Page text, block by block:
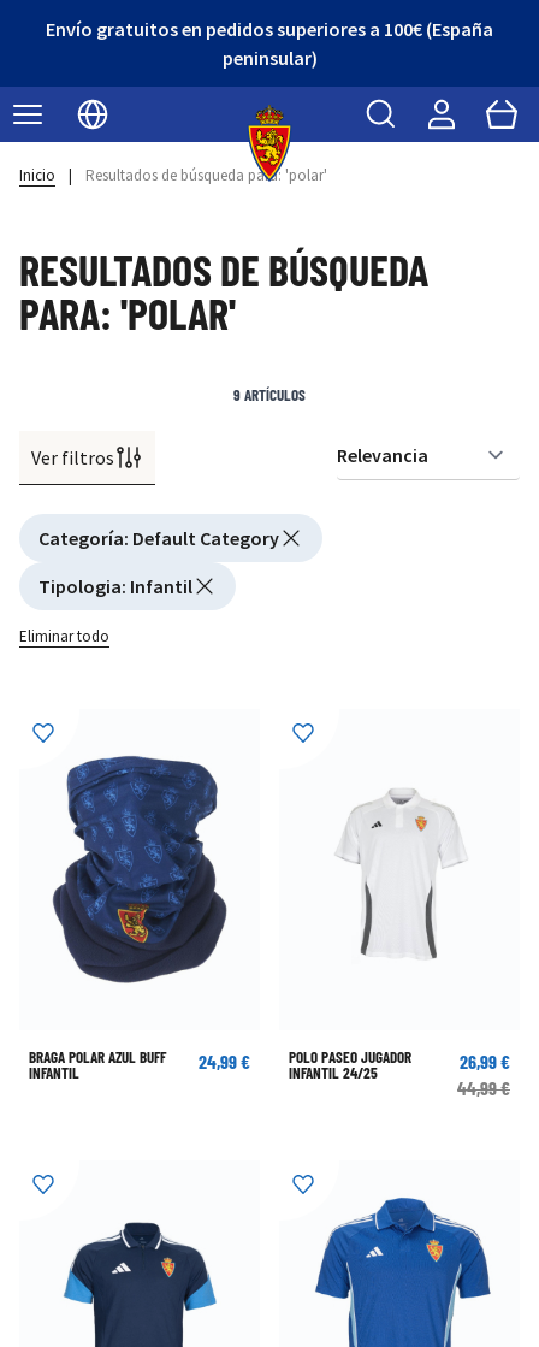
Envío gratuitos en pedidos superiores a 100€ (España
peninsular)
Seleccionar idioma
Buscar Cart
Inicio | Resultados de búsqueda para: 'polar'
RESULTADOS DE BÚSQUEDA
PARA: 'POLAR'
Ver filtros
Active filtering
Categoría: Default Category
Tipologia: Infantil
Eliminar todo
9ARTÍCULOS
BRAGA POLAR AZUL BUFF
INFANTIL
24,99 €
POLO PASEO JUGADOR
INFANTIL 24/25
26,99 €
44,99 €